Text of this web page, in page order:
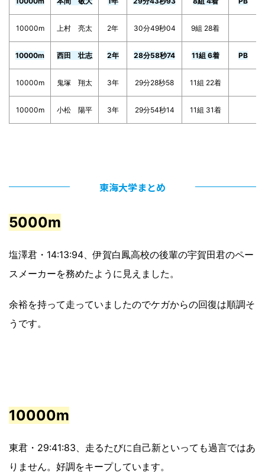
10000m 上村 亮太 2年 30分49秒04 9組 28着
10000m 西田 壮志 2年 28分58秒74 11組 6着 PB
10000m 鬼塚 翔太 3年 29分28秒58 11組 22着
10000m 小松 陽平 3年 29分54秒14 11組 31着
東海大学まとめ
5000m
塩澤君・14:13:94、伊賀白鳳高校の後輩の宇賀田君のペー
スメーカーを務めたように見えました。
余裕を持って走っていましたのでケガからの回復は順調そ
うです。
10000m
東君・29:41:83、走るたびに自己新といっても過言ではあ
りません。好調をキープしています。